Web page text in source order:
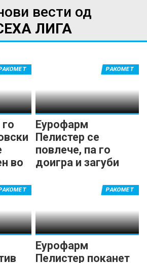
вести од
ЛИГА
во
Еурофарм
Пелистер се
повлече, па го
доигра и загуби
финале во Болу!
РАКОМЕТ
Еурофарм
Пелистер поканет
РАКОМЕТ